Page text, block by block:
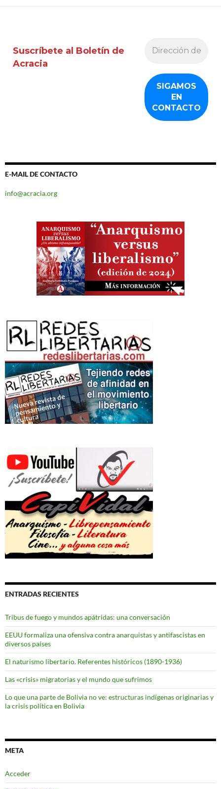
Suscríbete al Boletín de
Acracia
E-MAIL DE CONTACTO
info@acracia.org
ENTRADAS RECIENTES
Tribus de fuego y mundos apátridas: una conversación
EEUU formaliza una ofensiva contra anarquistas y antifascistas en
diversos países
El naturismo libertario. Referentes históricos (1890-1936)
Las «crisis» migratorias y el mundo que sufrimos
Lo que una parte de Bolivia no ve: estructuras indígenas originarias y
la crisis política en Bolivia
META
Acceder